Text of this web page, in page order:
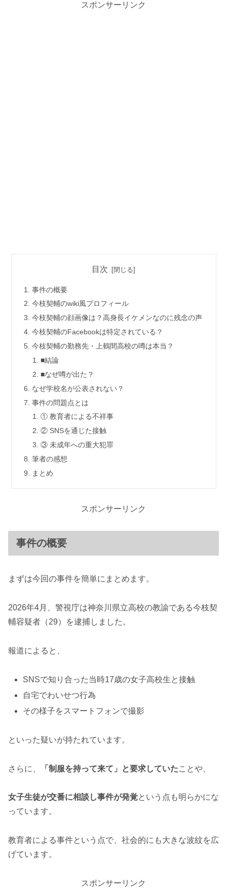
スポンサーリンク
目次
事件の概要
今枝契輔のwiki風プロフィール
今枝契輔の顔画像は？高身長イケメンなのに残念の声
今枝契輔のFacebookは特定されている？
今枝契輔の勤務先・上鶴間高校の噂は本当？
■結論
■なぜ噂が出た？
なぜ学校名が公表されない？
事件の問題点とは
① 教育者による不祥事
② SNSを通じた接触
③ 未成年への重大犯罪
筆者の感想
まとめ
スポンサーリンク
事件の概要
まずは今回の事件を簡単にまとめます。
2026年4月、警視庁は神奈川県立高校の教諭である今枝契
輔容疑者（29）を逮捕しました。
報道によると、
SNSで知り合った当時17歳の女子高校生と接触
自宅でわいせつ行為
その様子をスマートフォンで撮影
といった疑いが持たれています。
さらに、 「制服を持って来て」と要求していたことや、
女子生徒が交番に相談し事件が発覚という点も明らかにな
っています。
教育者による事件という点で、社会的にも大きな波紋を広
げています。
スポンサーリンク